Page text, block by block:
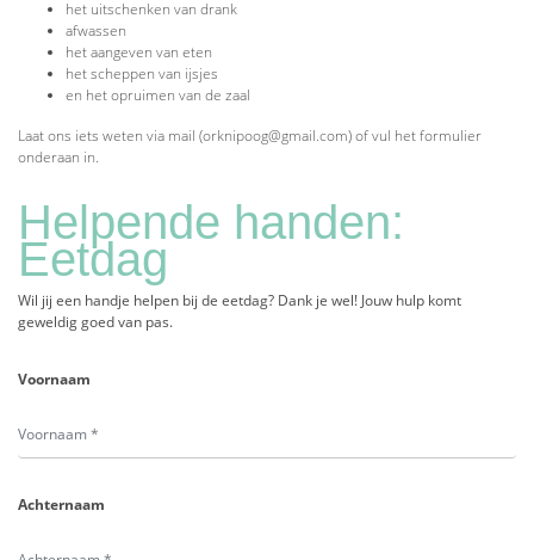
het uitschenken van drank
afwassen
het aangeven van eten
het scheppen van ijsjes
en het opruimen van de zaal
Laat ons iets weten via mail (orknipoog@gmail.com) of vul het formulier
onderaan in.
Helpende handen:
Eetdag
Wil jij een handje helpen bij de eetdag? Dank je wel! Jouw hulp komt
geweldig goed van pas.
Voornaam
Achternaam